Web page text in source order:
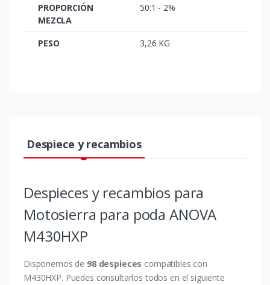
PROPORCIÓN
MEZCLA
50:1 - 2%
PESO 3,26 KG
Despiece y recambios
Despieces y recambios para
Motosierra para poda ANOVA
M430HXP
Disponemos de 98 despieces compatibles con
M430HXP. Puedes consultarlos todos en el siguiente